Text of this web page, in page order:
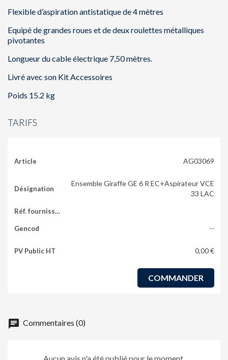
Flexible d’aspiration antistatique de 4 mètres
Equipé de grandes roues et de deux roulettes métalliques
pivotantes
Longueur du cable électrique 7,50 mètres.
Livré avec son Kit Accessoires
Poids 15.2 kg
TARIFS
AG03069
Ensemble Giraffe GE 6 R EC+Aspirateur VCE
33 LAC
--
0,00 €
COMMANDER
chat Commentaires (0)